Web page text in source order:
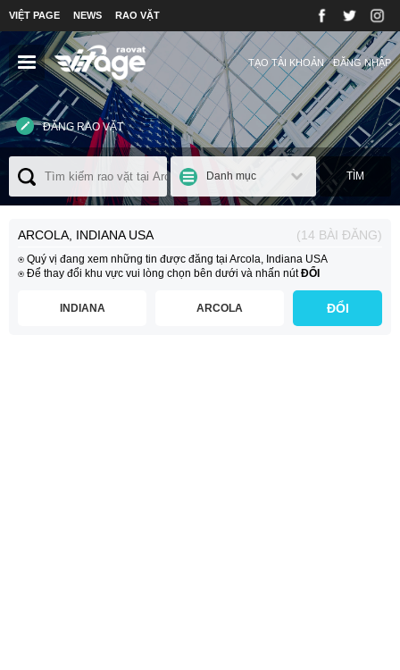
VIỆT PAGE NEWS RAO VẶT
ĐĂNG NHẬP
TẠO TÀI KHOẢN
ĐĂNG RAO VẶT
Danh mục TÌM
ARCOLA, INDIANA USA (14 BÀI ĐĂNG)
⍟ Quý vị đang xem những tin được đăng tại Arcola, Indiana USA
⍟ Để thay đổi khu vực vui lòng chọn bên dưới và nhấn nútĐỔI
INDIANA ARCOLA ĐỔI